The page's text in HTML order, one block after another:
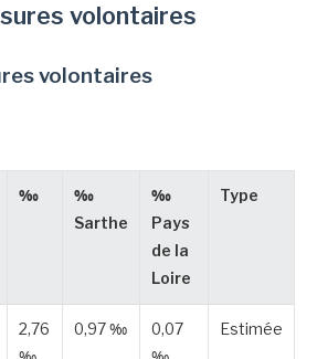
volontaires
volontaires
‰
‰
Sarthe
‰
Pays
de la
Loire
Type
2,76
0,97 ‰
0,07
Estimée